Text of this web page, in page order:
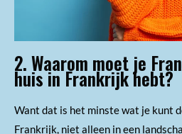
2. Waarom moet je
huis in Frankrijk hebt?
Want dat is het minste wat je kunt
Frankrijk, niet alleen in een